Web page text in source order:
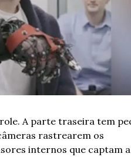
A parte traseira tem
rastrearem os
internos que captam